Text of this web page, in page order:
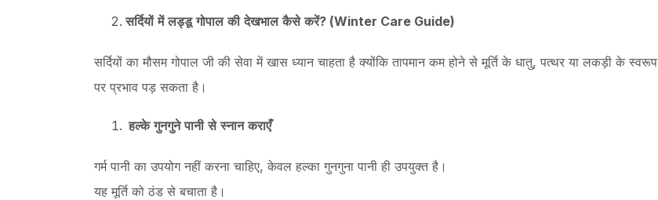
सर्दियों में लड्डू गोपाल की देखभाल कैसे करें? (Winter Care Guide)
सर्दियों का मौसम गोपाल जी की सेवा में खास ध्यान चाहता है क्योंकि तापमान कम होने से मूर्ति के धातु, पत्थर या लकड़ी के स्वरूप
पर प्रभाव पड़ सकता है।
हल्के गुनगुने पानी से स्नान कराएँ
गर्म पानी का उपयोग नहीं करना चाहिए, केवल हल्का गुनगुना पानी ही उपयुक्त है।
यह मूर्ति को ठंड से बचाता है।